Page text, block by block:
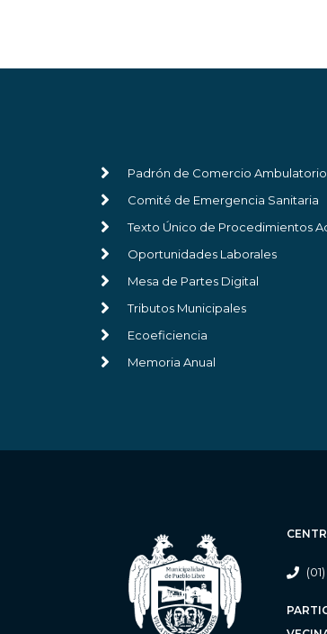
Padrón de Comercio Ambulatorio
Comité de Emergencia Sanitaria
Texto Único de Procedimientos
Oportunidades Laborales
Mesa de Partes Digital
Tributos Municipales
Ecoeficiencia
Memoria Anual